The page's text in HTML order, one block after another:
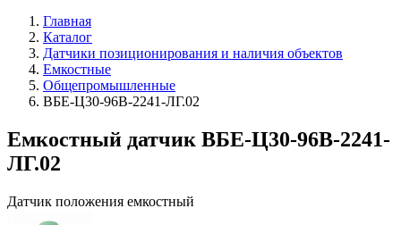
Главная
Каталог
Датчики позиционирования и наличия объектов
Емкостные
Общепромышленные
ВБЕ-Ц30-96В-2241-ЛГ.02
Емкостный датчик ВБЕ-Ц30-96В-2241-
ЛГ.02
Датчик положения емкостный